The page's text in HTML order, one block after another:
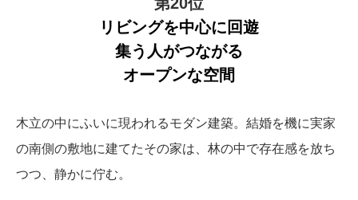
リビングを中心に回遊
集う人がつながる
オープンな空間
木立の中にふいに現われるモダン建築。結婚を機に実家
の南側の敷地に建てたその家は、林の中で存在感を放ち
つつ、静かに佇む。